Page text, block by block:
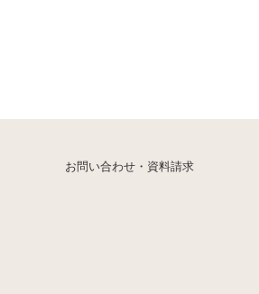
お問い合わせ・資料請求